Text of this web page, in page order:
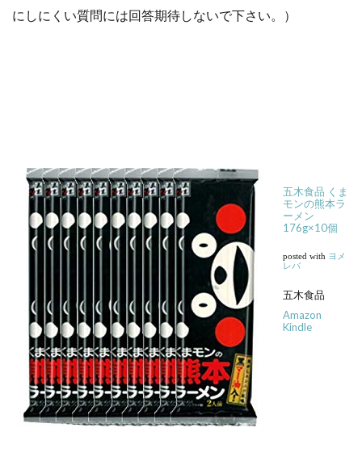
にしにくい質問には回答期待しないで下さい。）
五木食品 くま
モンの熊本ラ
ーメン
176g×10個
posted with ヨメ
レバ
五木食品
Amazon
Kindle